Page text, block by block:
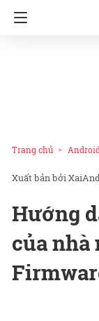
Trang chủ
Hướng
của nhà